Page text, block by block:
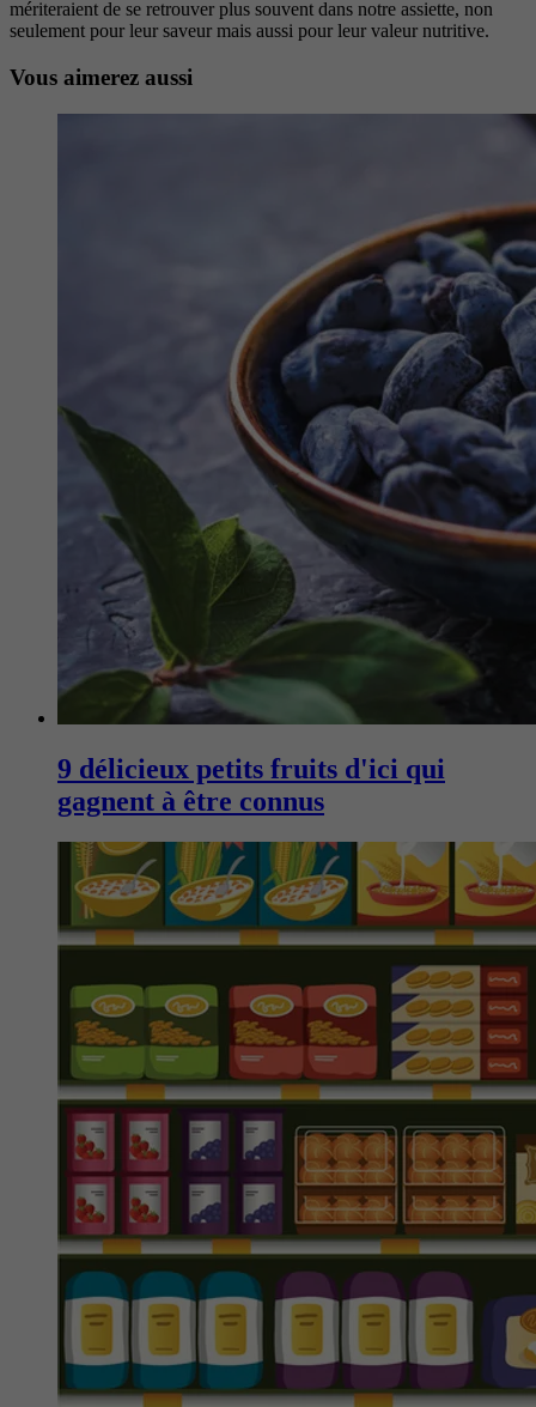
mériteraient de se retrouver plus souvent dans notre assiette, non
seulement pour leur saveur mais aussi pour leur valeur nutritive.
Vous aimerez aussi
9 délicieux petits fruits d'ici qui
gagnent à être connus